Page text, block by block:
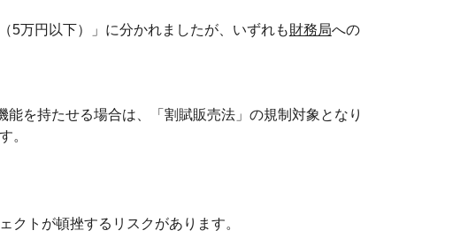
5万円以下）」に分かれましたが、いずれも財務局への
を持たせる場合は、「割賦販売法」の規制対象となり
。
クトが頓挫するリスクがあります。